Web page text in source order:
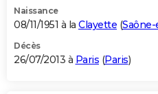
Naissance
08/11/1951 à la Clayette (
Décès
26/07/2013 à Paris (Paris)